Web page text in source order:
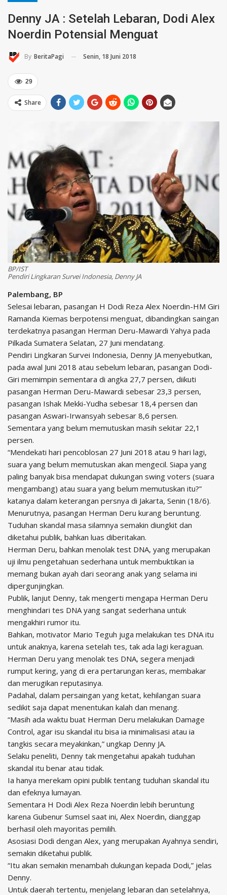
Denny JA : Setelah Lebaran, Dodi Alex
Noerdin Potensial Menguat
By BeritaPagi Senin, 18 Juni 2018
29
Share
BP/IST
Pendiri Lingkaran Survei Indonesia, Denny JA
Palembang, BP
Selesai lebaran, pasangan H Dodi Reza Alex Noerdin-HM Giri
Ramanda Kiemas berpotensi menguat, dibandingkan saingan
terdekatnya pasangan Herman Deru-Mawardi Yahya pada
Pilkada Sumatera Selatan, 27 Juni mendatang.
Pendiri Lingkaran Survei Indonesia, Denny JA menyebutkan,
pada awal Juni 2018 atau sebelum lebaran, pasangan Dodi-
Giri memimpin sementara di angka 27,7 persen, diikuti
pasangan Herman Deru-Mawardi sebesar 23,3 persen,
pasangan Ishak Mekki-Yudha sebesar 18,4 persen dan
pasangan Aswari-Irwansyah sebesar 8,6 persen.
Sementara yang belum memutuskan masih sekitar 22,1
persen.
“Mendekati hari pencoblosan 27 Juni 2018 atau 9 hari lagi,
suara yang belum memutuskan akan mengecil. Siapa yang
paling banyak bisa mendapat dukungan swing voters (suara
mengambang) atau suara yang belum memutuskan itu?”
katanya dalam keterangan persnya di Jakarta, Senin (18/6).
Menurutnya, pasangan Herman Deru kurang beruntung.
Tuduhan skandal masa silamnya semakin diungkit dan
diketahui publik, bahkan luas diberitakan.
Herman Deru, bahkan menolak test DNA, yang merupakan
uji ilmu pengetahuan sederhana untuk membuktikan ia
memang bukan ayah dari seorang anak yang selama ini
dipergunjingkan.
Publik, lanjut Denny, tak mengerti mengapa Herman Deru
menghindari tes DNA yang sangat sederhana untuk
mengakhiri rumor itu.
Bahkan, motivator Mario Teguh juga melakukan tes DNA itu
untuk anaknya, karena setelah tes, tak ada lagi keraguan.
Herman Deru yang menolak tes DNA, segera menjadi
rumput kering, yang di era pertarungan keras, membakar
dan merugikan reputasinya.
Padahal, dalam persaingan yang ketat, kehilangan suara
sedikit saja dapat menentukan kalah dan menang.
“Masih ada waktu buat Herman Deru melakukan Damage
Control, agar isu skandal itu bisa ia minimalisasi atau ia
tangkis secara meyakinkan,” ungkap Denny JA.
Selaku peneliti, Denny tak mengetahui apakah tuduhan
skandal itu benar atau tidak.
Ia hanya merekam opini publik tentang tuduhan skandal itu
dan efeknya lumayan.
Sementara H Dodi Alex Reza Noerdin lebih beruntung
karena Gubenur Sumsel saat ini, Alex Noerdin, dianggap
berhasil oleh mayoritas pemilih.
Asosiasi Dodi dengan Alex, yang merupakan Ayahnya sendiri,
semakin diketahui publik.
“Itu akan semakin menambah dukungan kepada Dodi,” jelas
Denny.
Untuk daerah tertentu, menjelang lebaran dan setelahnya,